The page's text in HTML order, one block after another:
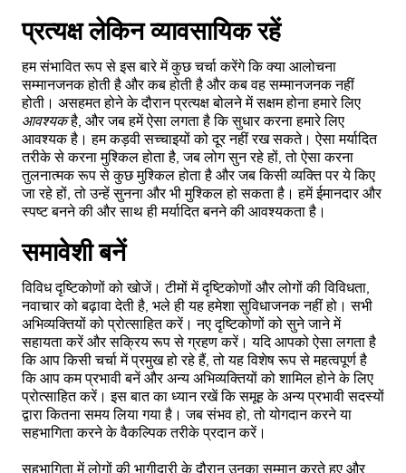
प्रत्यक्ष लेकिन व्यावसायिक रहें
हम संभावित रूप से इस बारे में कुछ चर्चा करेंगे कि क्या आलोचना
सम्मानजनक होती है और कब होती है और कब वह सम्मानजनक नहीं
होती। असहमत होने के दौरान प्रत्यक्ष बोलने में सक्षम होना हमारे लिए
आवश्यकहै, और जब हमें ऐसा लगता है कि सुधार करना हमारे लिए
आवश्यक है। हम कड़वी सच्चाइयों को दूर नहीं रख सकते। ऐसा मर्यादित
तरीके से करना मुश्किल होता है, जब लोग सुन रहे हों, तो ऐसा करना
तुलनात्मक रूप से कुछ मुश्किल होता है और जब किसी व्यक्ति पर ये किए
जा रहे हों, तो उन्हें सुनना और भी मुश्किल हो सकता है। हमें ईमानदार और
स्पष्ट बनने की और साथ ही मर्यादित बनने की आवश्यकता है।
समावेशी बनें
विविध दृष्टिकोणों को खोजें। टीमों में दृष्टिकोणों और लोगों की विविधता,
नवाचार को बढ़ावा देती है, भले ही यह हमेशा सुविधाजनक नहीं हो। सभी
अभिव्यक्तियों को प्रोत्साहित करें। नए दृष्टिकोणों को सुने जाने में
सहायता करें और सक्रिय रूप से ग्रहण करें। यदि आपको ऐसा लगता है
कि आप किसी चर्चा में प्रमुख हो रहे हैं, तो यह विशेष रूप से महत्वपूर्ण है
कि आप कम प्रभावी बनें और अन्य अभिव्यक्तियों को शामिल होने के लिए
प्रोत्साहित करें। इस बात का ध्यान रखें कि समूह के अन्य प्रभावी सदस्यों
द्वारा कितना समय लिया गया है। जब संभव हो, तो योगदान करने या
सहभागिता करने के वैकल्पिक तरीके प्रदान करें।
सहभागिता में लोगों की भागीदारी के दौरान उनका सम्मान करते हुए और